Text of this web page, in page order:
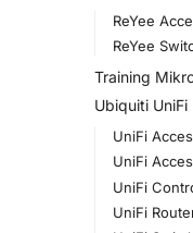
ReYee
ReYee
Training
Ubiquiti UniFi
UniFi
UniFi
UniFi
UniFi